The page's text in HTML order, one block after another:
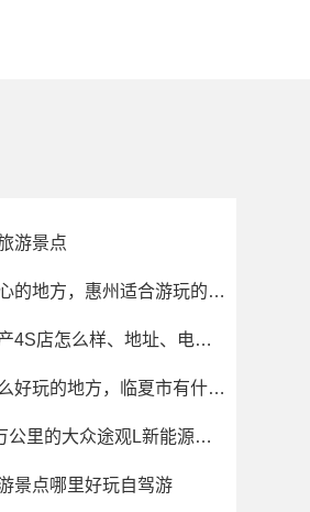
游景点
惠州适合散心的地方，惠州适合游玩的地方
安康东风日产4S店怎么样、地址、电话、上班时间查询
临夏市有什么好玩的地方，临夏市有什么旅游景点
成都3年10万公里的大众途观L新能源二手车多少钱
景点哪里好玩自驾游